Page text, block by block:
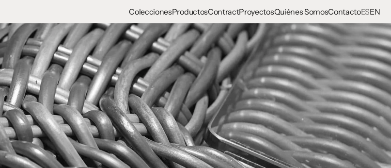
ColeccionesProductosContractProyectosQuiénes SomosContactoESEN